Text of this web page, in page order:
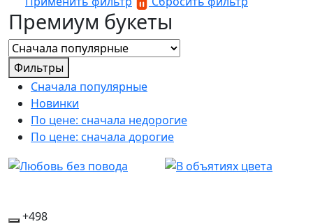
Премиум букеты
Фильтры
Сначала популярные
Новинки
По цене: сначала недорогие
По цене: сначала дорогие
+498